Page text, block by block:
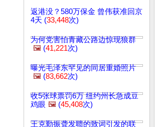
返港没？580万保金 曾伟获准回京
4天 (33,448次)
为何党害怕青藏公路边惊现狼群
🖼️ (41,221次)
曝光毛泽东罕见的同居重婚照片
🖼️ (83,662次)
收5张球票罚6万 纽约州长急成豆
鸡眼 🖼️ (45,408次)
王克勤振聋发聩的致词引发的联